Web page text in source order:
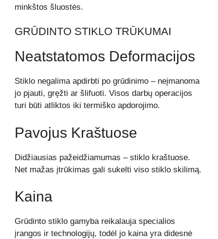
minkštos šluostės.
GRŪDINTO STIKLO TRŪKUMAI
Neatstatomos Deformacijos
Stiklo negalima apdirbti po grūdinimo – neįmanoma
jo pjauti, gręžti ar šlifuoti. Visos darbų operacijos
turi būti atliktos iki termiško apdorojimo.
Pavojus Kraštuose
Didžiausias pažeidžiamumas – stiklo kraštuose.
Net mažas įtrūkimas gali sukelti viso stiklo skilimą.
Kaina
Grūdinto stiklo gamyba reikalauja specialios
įrangos ir technologijų, todėl jo kaina yra didesnė